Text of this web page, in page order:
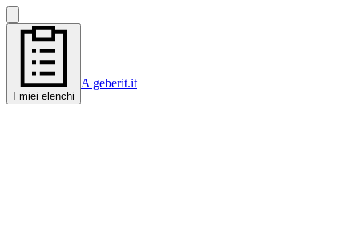
I miei elenchi
A geberit.it